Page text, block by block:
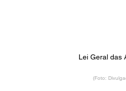
Lei Geral das
(Foto: